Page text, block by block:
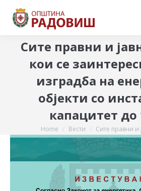
Сите правни и
кои се
изградба на
објекти со
капацитет до
You are here:
Home Вести Сите правни и